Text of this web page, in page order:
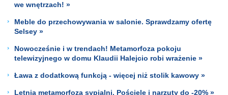
we wnętrzach! »
Meble do przechowywania w salonie. Sprawdzamy ofertę
Selsey »
Nowocześnie i w trendach! Metamorfoza pokoju
telewizyjnego w domu Klaudii Halejcio robi wrażenie »
Ława z dodatkową funkcją - więcej niż stolik kawowy »
Letnia metamorfoza sypialni. Pościele i narzuty do -20% »